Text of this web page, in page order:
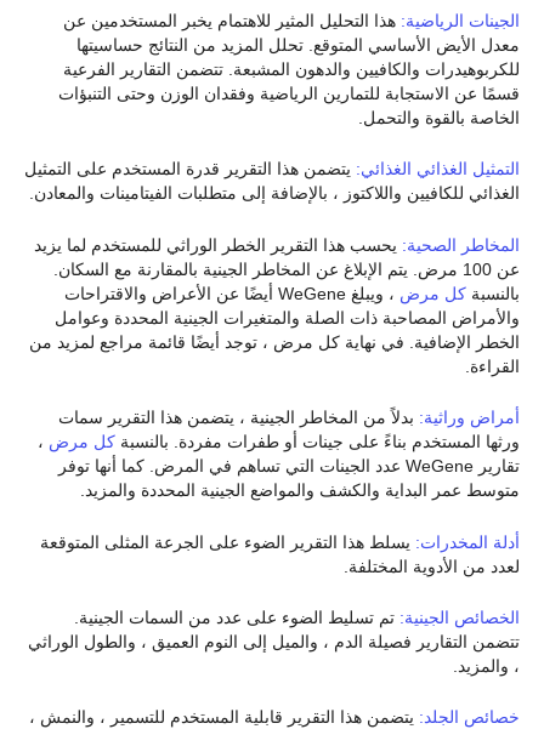
الجينات الرياضية: هذا التحليل المثير للاهتمام يخبر المستخدمين عن
معدل الأيض الأساسي المتوقع. تحلل المزيد من النتائج حساسيتها
للكربوهيدرات والكافيين والدهون المشبعة. تتضمن التقارير الفرعية
قسمًا عن الاستجابة للتمارين الرياضية وفقدان الوزن وحتى التنبؤات
الخاصة بالقوة والتحمل.
التمثيل الغذائي الغذائي: يتضمن هذا التقرير قدرة المستخدم على التمثيل
الغذائي للكافيين واللاكتوز ، بالإضافة إلى متطلبات الفيتامينات والمعادن.
المخاطر الصحية: يحسب هذا التقرير الخطر الوراثي للمستخدم لما يزيد
عن 100 مرض. يتم الإبلاغ عن المخاطر الجينية بالمقارنة مع السكان.
بالنسبة كل مرض
، ويبلغ WeGene أيضًا عن الأعراض والاقتراحات
والأمراض المصاحبة ذات الصلة والمتغيرات الجينية المحددة وعوامل
الخطر الإضافية. في نهاية كل مرض ، توجد أيضًا قائمة مراجع لمزيد من
القراءة.
أمراض وراثية: بدلاً من المخاطر الجينية ، يتضمن هذا التقرير سمات
ورثها المستخدم بناءً على جينات أو طفرات مفردة. بالنسبة كل مرض ،
تقارير WeGene عدد الجينات التي تساهم في المرض. كما أنها توفر
متوسط عمر البداية والكشف والمواضع الجينية المحددة والمزيد.
أدلة المخدرات: يسلط هذا التقرير الضوء على الجرعة المثلى المتوقعة
لعدد من الأدوية المختلفة.
الخصائص الجينية: تم تسليط الضوء على عدد من السمات الجينية.
تتضمن التقارير فصيلة الدم ، والميل إلى النوم العميق ، والطول الوراثي
، والمزيد.
خصائص الجلد: يتضمن هذا التقرير قابلية المستخدم للتسمير ، والنمش ،